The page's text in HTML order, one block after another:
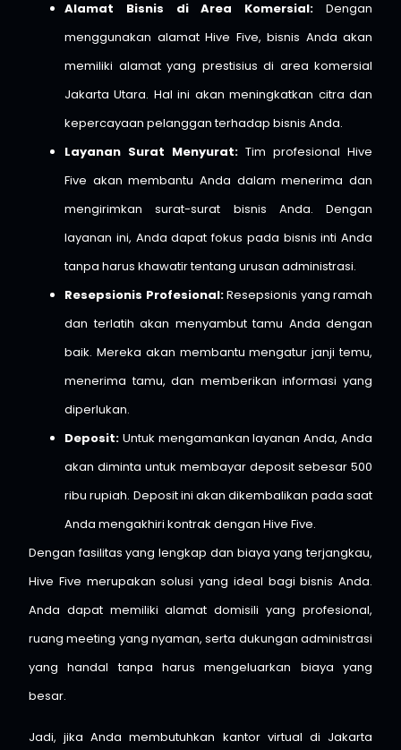
Alamat Bisnis di Area Komersial: Dengan
menggunakan alamat Hive Five, bisnis Anda akan
memiliki alamat yang prestisius di area komersial
Jakarta Utara. Hal ini akan meningkatkan citra dan
kepercayaan pelanggan terhadap bisnis Anda.
Layanan Surat Menyurat: Tim profesional Hive
Five akan membantu Anda dalam menerima dan
mengirimkan surat-surat bisnis Anda. Dengan
layanan ini, Anda dapat fokus pada bisnis inti Anda
tanpa harus khawatir tentang urusan administrasi.
Resepsionis Profesional:Resepsionis yang ramah
dan terlatih akan menyambut tamu Anda dengan
baik. Mereka akan membantu mengatur janji temu,
menerima tamu, dan memberikan informasi yang
diperlukan.
Deposit: Untuk mengamankan layanan Anda, Anda
akan diminta untuk membayar deposit sebesar 500
ribu rupiah. Deposit ini akan dikembalikan pada saat
Anda mengakhiri kontrak dengan Hive Five.
Dengan fasilitas yang lengkap dan biaya yang terjangkau,
Hive Five merupakan solusi yang ideal bagi bisnis Anda.
Anda dapat memiliki alamat domisili yang profesional,
ruang meeting yang nyaman, serta dukungan administrasi
yang handal tanpa harus mengeluarkan biaya yang
besar.
Jadi, jika Anda membutuhkan kantor virtual di Jakarta